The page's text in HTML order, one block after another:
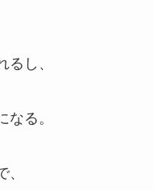
るし、
る。